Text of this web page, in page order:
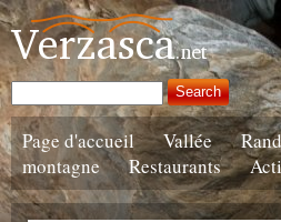
Page d'accueil Vallée
montagne
Restaurants